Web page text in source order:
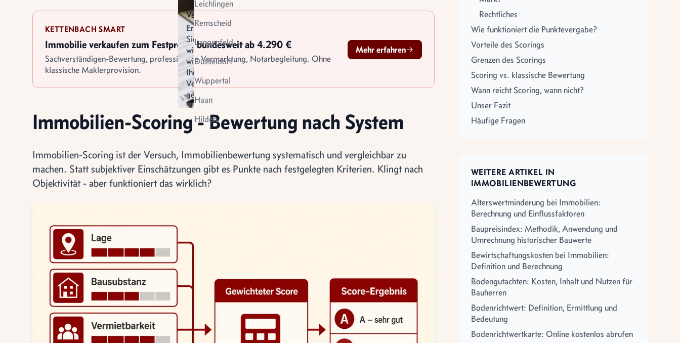
Verkauf
Erfahren
Sie
wie
wir
Ihren
Verkauf
gestalten
Vermietung
Virtuelle
Leichlingen
Remscheid
Langenfeld
Düsseldorf
Wuppertal
Haan
Hilden
KETTENBACH SMART
Immobilie verkaufen zum Festpreis - bundesweit ab 4.290 €
Sachverständigen-Bewertung, professionelle Vermarktung, Notarbegleitung. Ohne
klassische Maklerprovision.
Mehr erfahren
Immobilien-Scoring - Bewertung nach System
Immobilien-Scoring ist der Versuch, Immobilienbewertung systematisch und vergleichbar zu
machen. Statt subjektiver Einschätzungen gibt es Punkte nach festgelegten Kriterien. Klingt nach
Objektivität - aber funktioniert das wirklich?
Rechtliches
Wie funktioniert die Punktevergabe?
Vorteile des Scorings
Grenzen des Scorings
Scoring vs. klassische Bewertung
Wann reicht Scoring, wann nicht?
Unser Fazit
Häufige Fragen
WEITERE ARTIKEL IN
IMMOBILIENBEWERTUNG
Alterswertminderung bei Immobilien:
Berechnung und Einflussfaktoren
Baupreisindex: Methodik, Anwendung und
Umrechnung historischer Bauwerte
Bewirtschaftungskosten bei Immobilien:
Definition und Berechnung
Bodengutachten: Kosten, Inhalt und Nutzen für
Bauherren
Bodenrichtwert: Definition, Ermittlung und
Bedeutung
Bodenrichtwertkarte: Online kostenlos abrufen